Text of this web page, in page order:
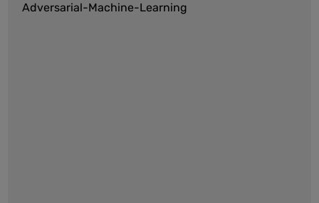
Adversarial-Machine-Learning